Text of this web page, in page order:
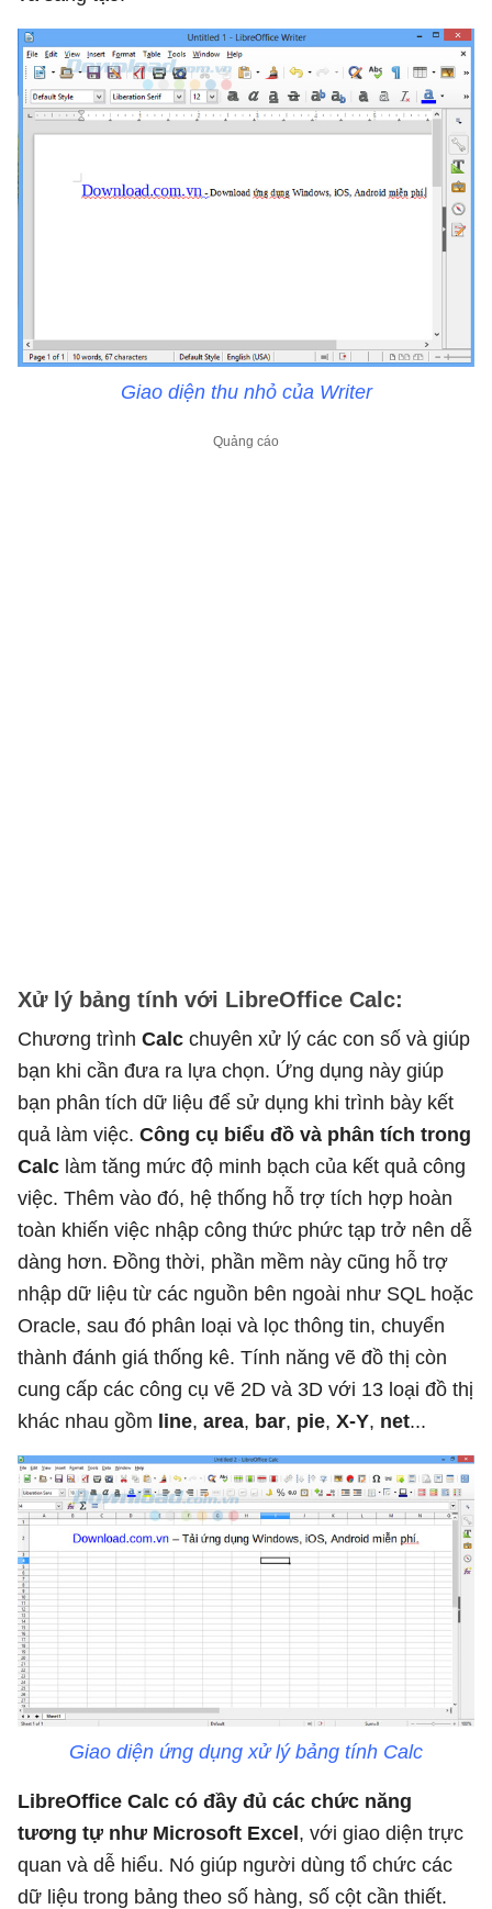
Giao diện thu nhỏ của Writer
Xử lý bảng tính với LibreOffice Calc:
Chương trình Calc chuyên xử lý các con số và giúp
bạn khi cần đưa ra lựa chọn. Ứng dụng này giúp
bạn phân tích dữ liệu để sử dụng khi trình bày kết
quả làm việc. Công cụ biểu đồ và phân tích trong
Calc làm tăng mức độ minh bạch của kết quả công
việc. Thêm vào đó, hệ thống hỗ trợ tích hợp hoàn
toàn khiến việc nhập công thức phức tạp trở nên dễ
dàng hơn. Đồng thời, phần mềm này cũng hỗ trợ
nhập dữ liệu từ các nguồn bên ngoài như SQL hoặc
Oracle, sau đó phân loại và lọc thông tin, chuyển
thành đánh giá thống kê. Tính năng vẽ đồ thị còn
cung cấp các công cụ vẽ 2D và 3D với 13 loại đồ thị
khác nhau gồm line, area, bar, pie, X-Y, net...
Giao diện ứng dụng xử lý bảng tính Calc
LibreOffice Calc có đầy đủ các chức năng
tương tự như Microsoft Excel, với giao diện trực
quan và dễ hiểu. Nó giúp người dùng tổ chức các
dữ liệu trong bảng theo số hàng, số cột cần thiết.